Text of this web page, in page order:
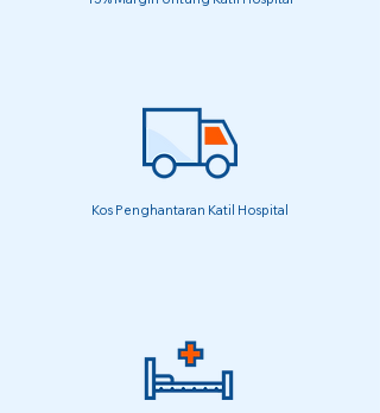
Kos Penghantaran Katil Hospital